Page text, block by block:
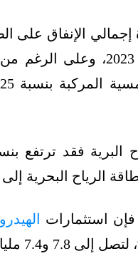
إلى 250 مليار دولار
48 مليار دولار، بزيادة 20% على أساس سنوي.
استثمارات